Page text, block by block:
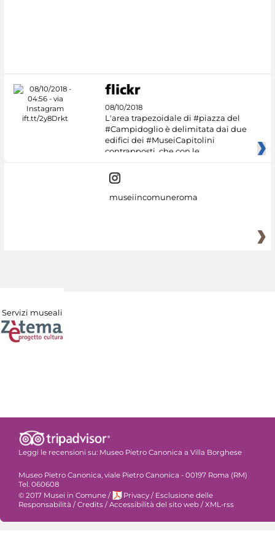
08/10/2018
L'area trapezoidale di #piazza del
#Campidoglio è delimitata dai due
edifici dei #MuseiCapitolini
contrapposti, che con le
museiincomuneroma
Servizi museali
Leggi le recensioni su: Museo Pietro Canonica a Villa Borghese
Museo Pietro Canonica, viale Pietro Canonica - 00197 Roma (RM)
Tel. 060608
© 2017 Musei in Comune / Privacy / Esclusione delle
Responsabilità / Credits / Accessibilità del sito web / XML-rss